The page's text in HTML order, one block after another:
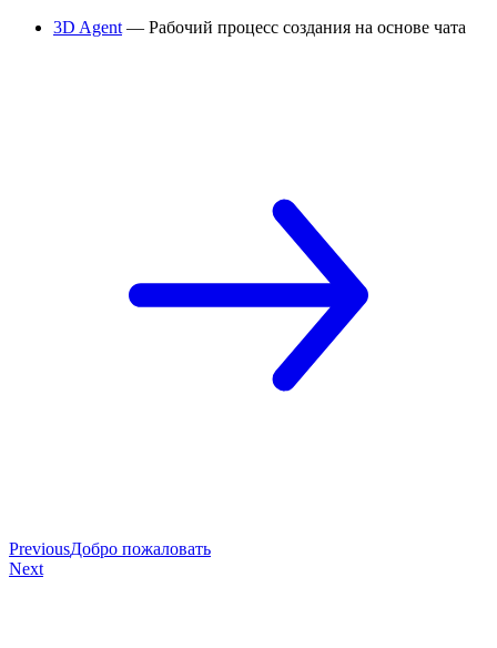
3D Agent — Рабочий процесс создания на основе чата
PreviousДобро пожаловать
Next